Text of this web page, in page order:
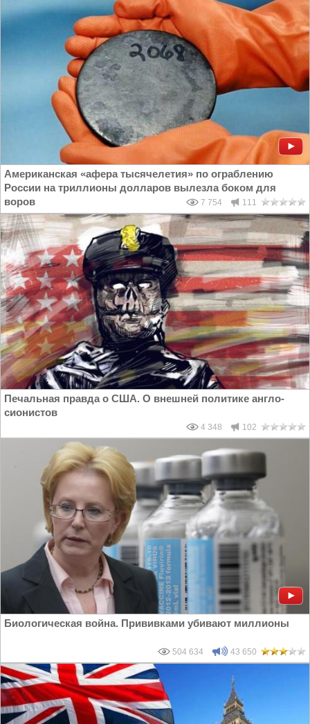
Американская «афера тысячелетия» по ограблению
России на триллионы долларов вылезла боком для
воров
7 754 111
Печальная правда о США. О внешней политике англо-
сионистов
4 348 102
Биологическая война. Прививками убивают миллионы
504 634 43 650